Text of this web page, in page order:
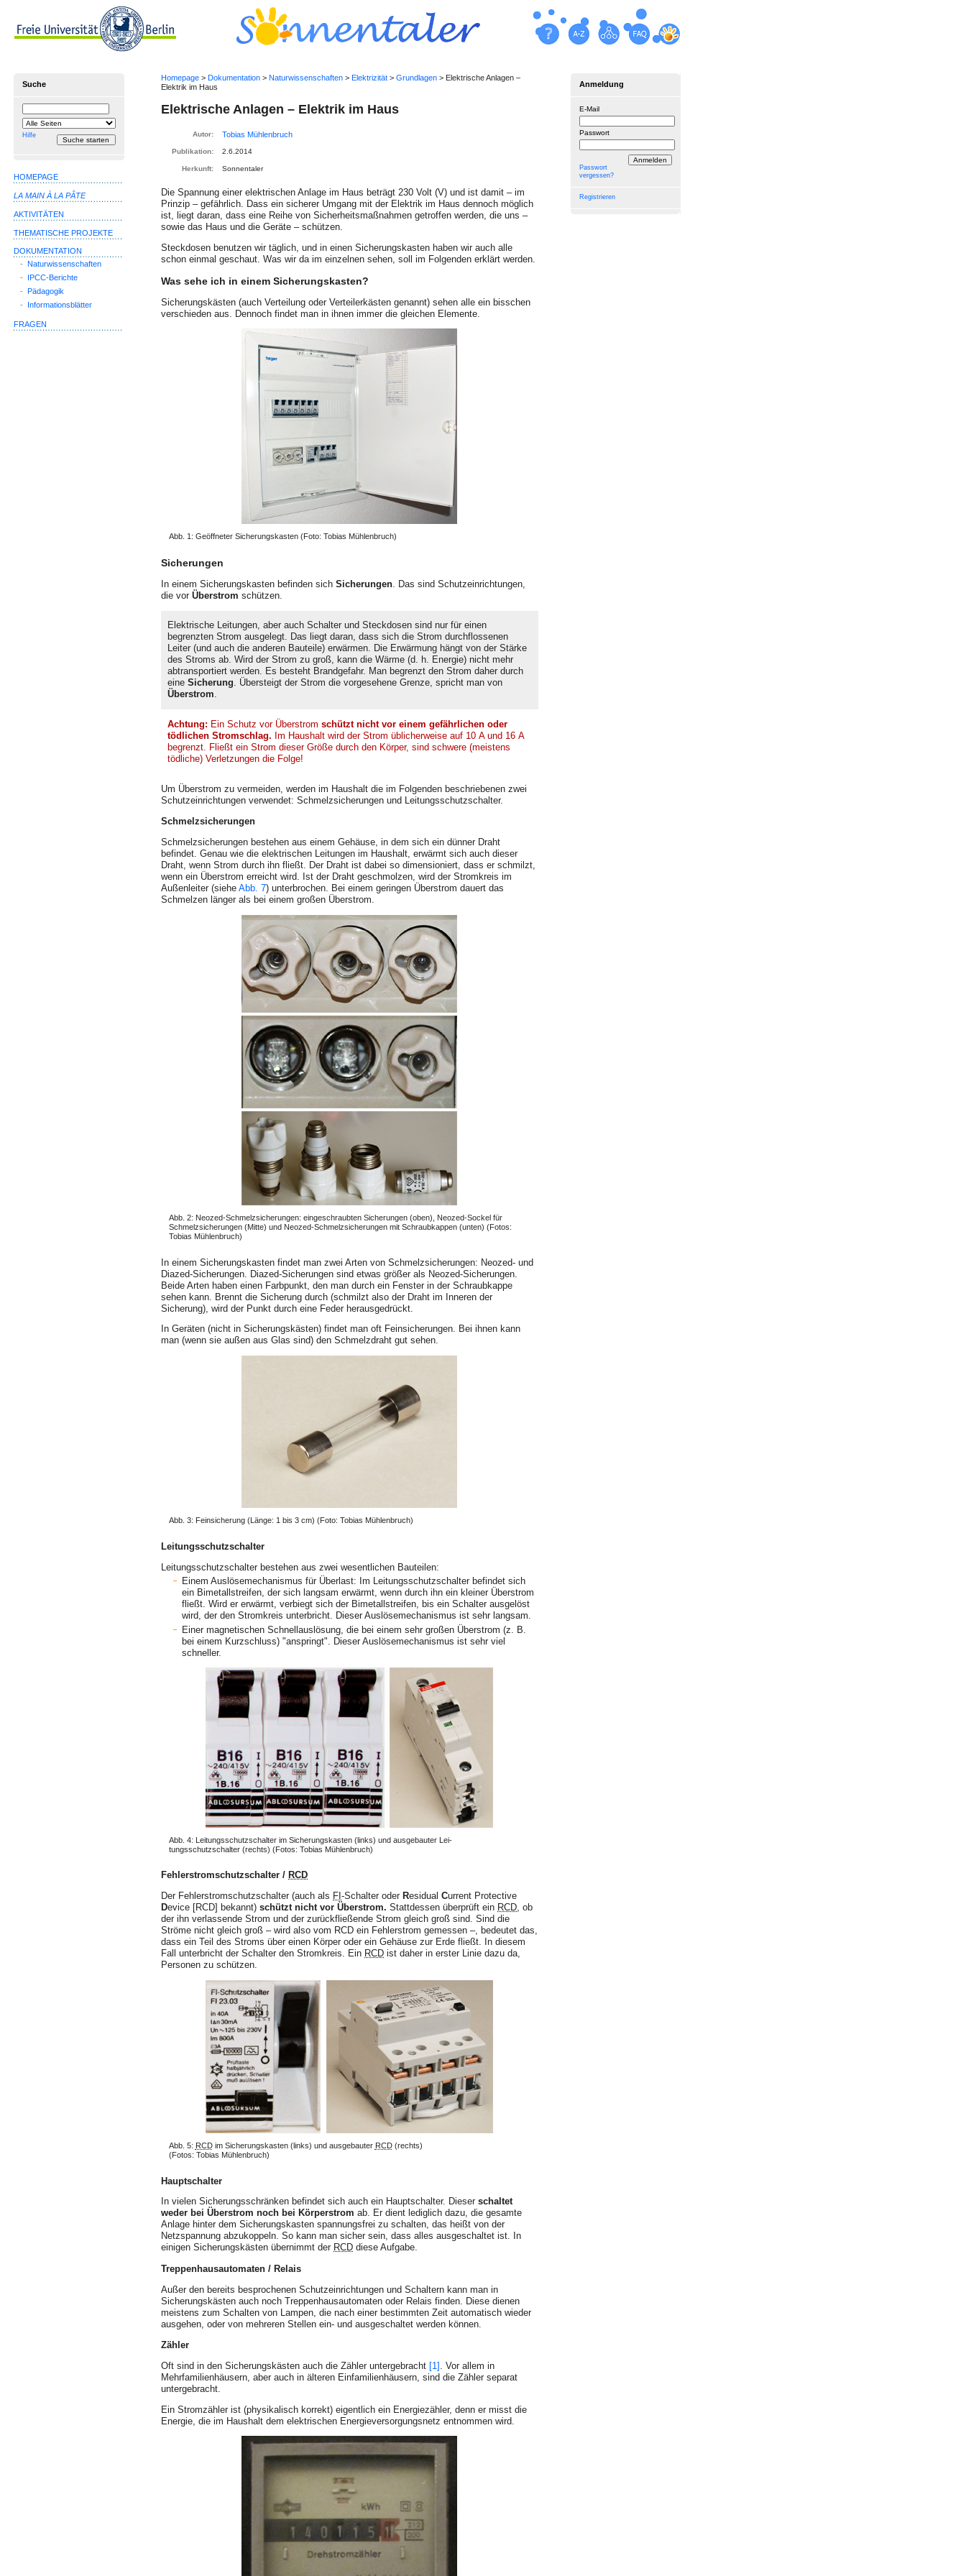
Homepage > Dokumentation > Naturwissenschaften > Elektrizität > Grundlagen > Elektrische Anlagen –
Elektrik im Haus
Elektrische Anlagen – Elektrik im Haus
Autor:
Publikation: 2.6.2014
Herkunft: Sonnentaler
Die Spannung einer elektrischen Anlage im Haus beträgt 230 Volt (V) und ist damit – im
Prinzip – gefährlich. Dass ein sicherer Umgang mit der Elektrik im Haus dennoch möglich
ist, liegt daran, dass eine Reihe von Sicherheitsmaß­nahmen getroffen werden, die uns –
sowie das Haus und die Geräte – schützen.
Steckdosen benutzen wir täglich, und in einen Sicherungskasten haben wir auch alle
schon einmal geschaut. Was wir da im einzelnen sehen, soll im Fol­genden erklärt werden.
Was sehe ich in einem Sicherungskasten?
Sicherungskästen (auch Verteilung oder Verteilerkästen genannt) sehen alle ein bisschen
verschieden aus. Dennoch findet man in ihnen immer die gleichen Elemente.
Abb. 1: Geöffneter Sicherungskasten (Foto: Tobias Mühlenbruch)
Sicherungen
In einem Sicherungskasten befinden sich Sicherungen . Das sind Schutzein­richtungen,
die vor Überstrom schützen.
Elektrische Leitungen, aber auch Schalter und Steckdosen sind nur für einen
begrenzten Strom ausgelegt. Das liegt daran, dass sich die Strom durchflosse­nen
Leiter (und auch die anderen Bauteile) erwärmen. Die Er­wärmung hängt von der Stärke
des Stroms ab. Wird der Strom zu groß, kann die Wärme (d. h. Energie) nicht mehr
abtransportiert werden. Es besteht Brandgefahr. Man begrenzt den Strom daher durch
eine Sicherung. Übersteigt der Strom die vorgesehene Grenze, spricht man von
Überstrom.
Achtung: Ein Schutz vor Überstrom schützt nicht vor einem gefährli­chen oder
tödlichen Stromschlag. Im Haushalt wird der Strom üblicher­weise auf 10 A und 16 A
begrenzt. Fließt ein Strom dieser Größe durch den Körper, sind schwere (meistens
tödliche) Verletzungen die Folge!
Um Überstrom zu vermeiden, werden im Haushalt die im Folgenden beschriebe­nen zwei
Schutzeinrichtungen verwendet: Schmelzsicherungen und Leitungs­schutzschalter.
Schmelzsicherungen
Schmelzsicherungen bestehen aus einem Gehäuse, in dem sich ein dünner Draht
befindet. Genau wie die elektrischen Leitungen im Haushalt, erwärmt sich auch dieser
Draht, wenn Strom durch ihn fließt. Der Draht ist dabei so dimensioniert, dass er schmilzt,
wenn ein Überstrom erreicht wird. Ist der Draht geschmolzen, wird der Stromkreis im
Außenleiter (siehe Abb. 7) unter­brochen. Bei einem geringen Überstrom dauert das
Schmelzen länger als bei einem großen Überstrom.
Abb. 2: Neozed-Schmelzsicherungen: eingeschraubten Sicherungen (oben), Neozed-Sockel für
Schmelzsicherungen (Mitte) und Neozed-Schmelzsicherungen mit Schraubkappen (unten) (Fotos:
Tobias Mühlenbruch)
In einem Sicherungskasten findet man zwei Arten von Schmelzsicherungen: Neozed- und
Diazed-Sicherungen. Diazed-Sicherungen sind etwas größer als Neozed-Sicherungen.
Beide Arten haben einen Farbpunkt, den man durch ein Fenster in der Schraubkappe
sehen kann. Brennt die Sicherung durch (schmilzt also der Draht im Inneren der
Sicherung), wird der Punkt durch eine Feder heraus­gedrückt.
In Geräten (nicht in Sicherungskästen) findet man oft Feinsicherungen. Bei ihnen kann
man (wenn sie außen aus Glas sind) den Schmelzdraht gut sehen.
Abb. 3: Feinsicherung (Länge: 1 bis 3 cm) (Foto: Tobias Mühlenbruch)
Leitungsschutzschalter
Leitungsschutzschalter bestehen aus zwei wesentlichen Bauteilen:
Einem Auslösemechanismus für Überlast: Im Leitungsschutzschalter befin­det sich
ein Bimetallstreifen, der sich langsam erwärmt, wenn durch ihn ein kleiner Überstrom
fließt. Wird er erwärmt, verbiegt sich der Bimetall­streifen, bis ein Schalter ausgelöst
wird, der den Stromkreis unterbricht. Dieser Auslösemechanismus ist sehr langsam.
Einer magnetischen Schnellauslösung, die bei einem sehr großen Über­strom (z. B.
bei einem Kurzschluss) "anspringt". Dieser Auslösemechanis­mus ist sehr viel
schneller.
Abb. 4: Leitungsschutzschalter im Sicherungskasten (links) und ausgebauter Lei­
tungsschutzschalter (rechts) (Fotos: Tobias Mühlenbruch)
Fehlerstromschutzschalter / RCD
Der Fehlerstromschutzschalter (auch als FI -Schalter oder Residual Current Protective
Device [RCD] bekannt) schützt nicht vor Überstrom. Stattdessen überprüft ein RCD, ob
der ihn verlassende Strom und der zurückfließende Strom gleich groß sind. Sind die
Ströme nicht gleich groß – wird also vom RCD ein Fehlerstrom gemessen –, bedeutet das,
dass ein Teil des Stroms über einen Körper oder ein Gehäuse zur Erde fließt. In diesem
Fall unterbricht der Schalter den Stromkreis. Ein RCD ist daher in erster Linie dazu da,
Personen zu schützen.
Abb. 5: RCDim Sicherungskasten (links) und ausgebauter RCD(rechts)
(Fotos: Tobias Mühlenbruch)
Hauptschalter
In vielen Sicherungsschränken befindet sich auch ein Hauptschalter. Dieser schaltet
weder bei Überstrom noch bei Körperstrom ab. Er dient lediglich dazu, die gesamte
Anlage hinter dem Sicherungskasten spannungsfrei zu schalten, das heißt von der
Netzspannung abzukoppeln. So kann man sicher sein, dass alles ausgeschaltet ist. In
einigen Sicherungskästen übernimmt der RCD diese Aufgabe.
Treppenhausautomaten / Relais
Außer den bereits besprochenen Schutzeinrichtungen und Schaltern kann man in
Sicherungskästen auch noch Treppenhausautomaten oder Relais finden. Diese dienen
meistens zum Schalten von Lampen, die nach einer bestimmten Zeit automatisch wieder
ausgehen, oder von mehreren Stellen ein- und ausgeschaltet werden können.
Zähler
Oft sind in den Sicherungskästen auch die Zähler untergebracht [1]
. Vor allem in
Mehrfamilienhäusern, aber auch in älteren Einfamilienhäusern, sind die Zähler separat
untergebracht.
Ein Stromzähler ist (physikalisch korrekt) eigentlich ein Energiezähler, denn er misst die
Energie, die im Haushalt dem elektrischen Energieversorgungsnetz entnommen wird.
Suche
einschränken
Hilfe
HOMEPAGE
LA MAIN À LA PÂTE
AKTIVITÄTEN
THEMATISCHE PROJEKTE
DOKUMENTATION
-
Naturwissenschaften
-
IPCC-Berichte
-
Pädagogik
-
Informationsblätter
FRAGEN
Anmeldung
E-Mail
Passwort
Passwort
vergessen?
Registrieren